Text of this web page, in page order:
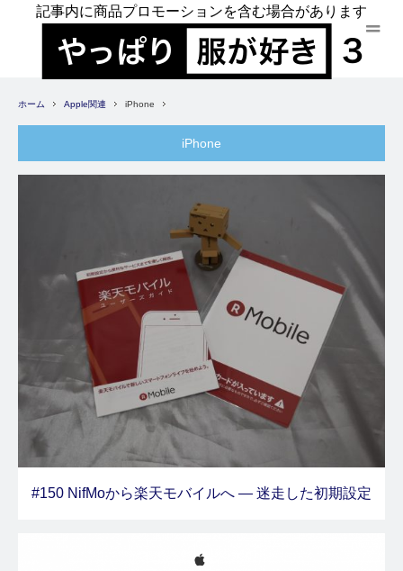
記事内に商品プロモーションを含む場合があります
ホーム Apple関連 iPhone
iPhone
#150 NifMoから楽天モバイルへ — 迷走した初期設定